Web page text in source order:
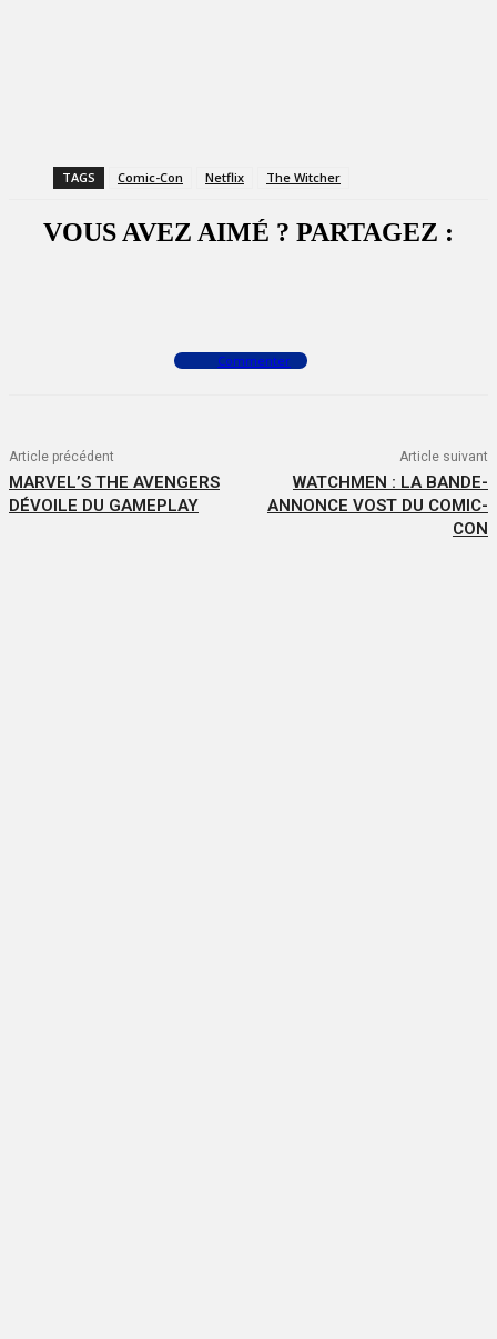
TAGS Comic-Con Netflix The Witcher
VOUS AVEZ AIMÉ ? PARTAGEZ :
Commenter
Article précédent
MARVEL’S THE AVENGERS
DÉVOILE DU GAMEPLAY
Article suivant
WATCHMEN : LA BANDE-
ANNONCE VOST DU COMIC-
CON